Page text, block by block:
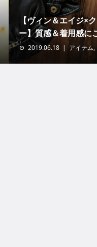
【ヴィン＆エイジ×
ー】質感＆着用感に
2019.06.18 アイテム,